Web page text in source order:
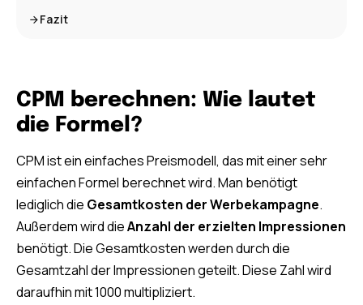
Fazit
CPM berechnen: Wie lautet
die Formel?
CPM ist ein einfaches Preismodell, das mit einer sehr
einfachen Formel berechnet wird. Man benötigt
lediglich die Gesamtkosten der Werbekampagne.
Außerdem wird dieAnzahl der erzielten Impressionen
benötigt. Die Gesamtkosten werden durch die
Gesamtzahl der Impressionen geteilt. Diese Zahl wird
daraufhin mit 1000 multipliziert.